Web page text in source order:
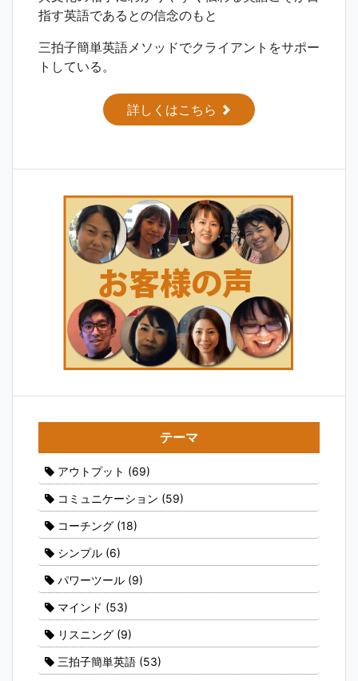
指す英語であるとの信念のもと
三拍子簡単英語メソッドでクライアントをサポー
トしている。
詳しくはこちら
テーマ
アウトプット (69)
コミュニケーション (59)
コーチング (18)
シンプル (6)
パワーツール (9)
マインド (53)
リスニング (9)
三拍子簡単英語 (53)